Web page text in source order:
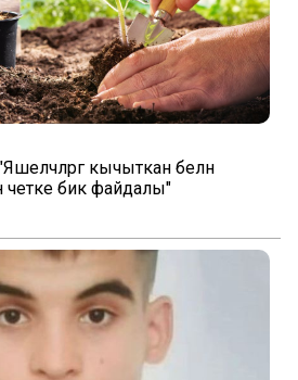
кычыткан белән
әчетке бик файдалы"